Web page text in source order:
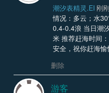
潮汐表精灵.EI 刚刚
情况：多云；水
0.4-0.4浪 当日潮
米 推荐赶海时间
安全，祝你赶海愉
删除
游客